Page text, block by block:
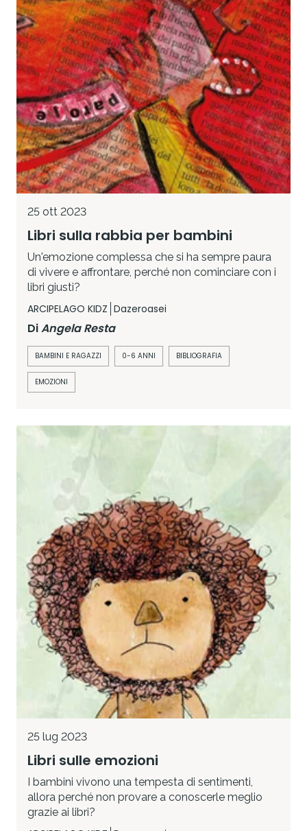
25 ott 2023
Libri sulla rabbia per bambini
Un'emozione complessa che si ha sempre paura
di vivere e affrontare, perché non cominciare con i
libri giusti?
ARCIPELAGO KIDZ Dazeroasei
DiAngela Resta
BAMBINI E RAGAZZI 0-6 ANNI BIBLIOGRAFIA
EMOZIONI
25 lug 2023
Libri sulle emozioni
I bambini vivono una tempesta di sentimenti,
allora perché non provare a conoscerle meglio
grazie ai libri?